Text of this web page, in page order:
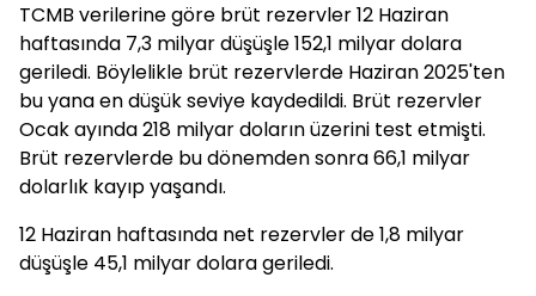
TCMB verilerine göre brüt rezervler 12 Haziran
haftasında 7,3 milyar düşüşle 152,1 milyar dolara
geriledi. Böylelikle brüt rezervlerde Haziran 2025'ten
bu yana en düşük seviye kaydedildi. Brüt rezervler
Ocak ayında 218 milyar doların üzerini test etmişti.
Brüt rezervlerde bu dönemden sonra 66,1 milyar
dolarlık kayıp yaşandı.
12 Haziran haftasında net rezervler de 1,8 milyar
düşüşle 45,1 milyar dolara geriledi.